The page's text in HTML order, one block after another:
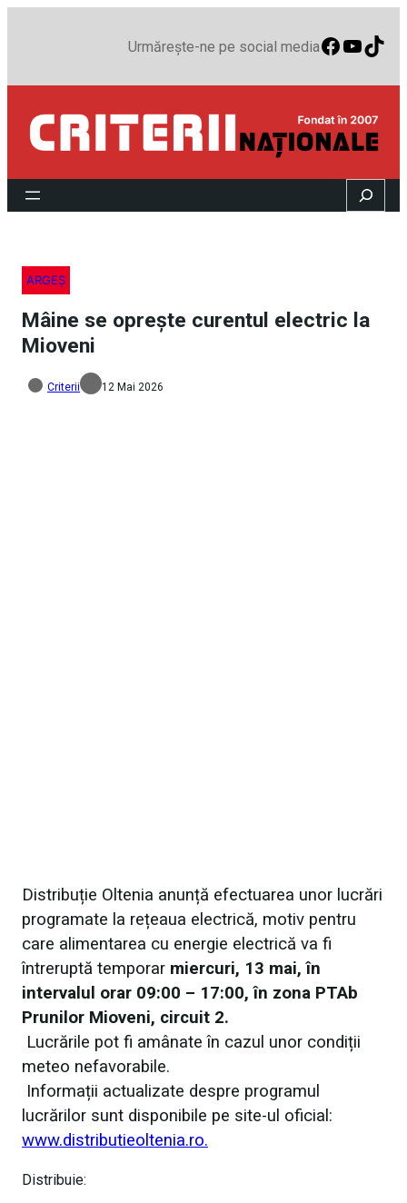
Urmărește-ne pe social media
Search
ARGEȘ
Mâine se oprește curentul electric la
Mioveni
Criterii 12 Mai 2026
Distribuție Oltenia anunță efectuarea unor lucrări
programate la rețeaua electrică, motiv pentru
care alimentarea cu energie electrică va fi
întreruptă temporar miercuri, 13 mai, în
intervalul orar 09:00 – 17:00, în zona PTAb
Prunilor Mioveni, circuit 2.
Lucrările pot fi amânate în cazul unor condiții
meteo nefavorabile.
Informații actualizate despre programul
lucrărilor sunt disponibile pe site-ul oficial:
www.distributieoltenia.ro.
Distribuie: